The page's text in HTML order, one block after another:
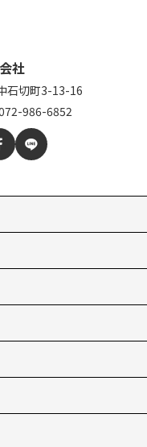
社
石切町3-13-16
986-6852